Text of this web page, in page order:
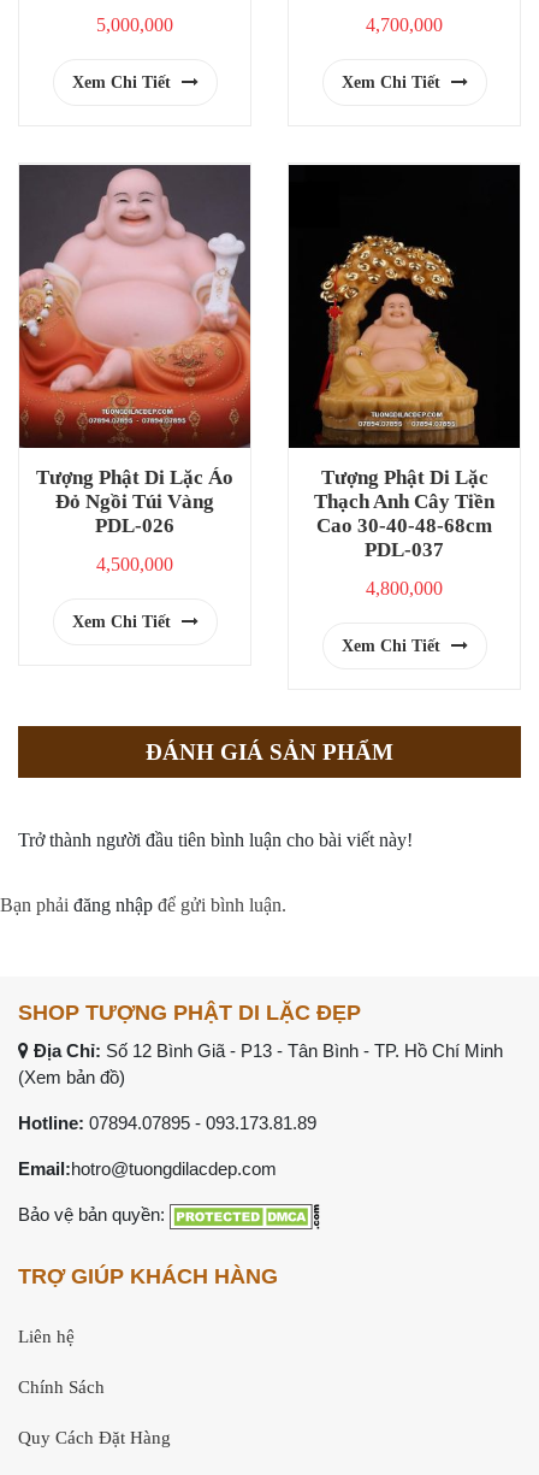
5,000,000
Xem Chi Tiết
4,700,000
Xem Chi Tiết
Tượng Phật Di Lặc Áo
Đỏ Ngồi Túi Vàng
PDL-026
4,500,000
Xem Chi Tiết
Tượng Phật Di Lặc
Thạch Anh Cây Tiền
Cao 30-40-48-68cm
PDL-037
4,800,000
Xem Chi Tiết
ĐÁNH GIÁ SẢN PHẨM
Trở thành người đầu tiên bình luận cho bài viết này!
Bạn phải đăng nhập để gửi bình luận.
SHOP TƯỢNG PHẬT DI LẶC ĐẸP
Địa Chỉ: Số 12 Bình Giã - P13 - Tân Bình - TP. Hồ Chí Minh
(Xem bản đồ)
Hotline: 07894.07895 - 093.173.81.89
Email:hotro@tuongdilacdep.com
Bảo vệ bản quyền:
TRỢ GIÚP KHÁCH HÀNG
Liên hệ
Chính Sách
Quy Cách Đặt Hàng